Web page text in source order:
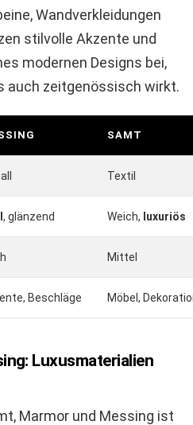
Wandverkleidungen
stilvolle Akzente und
modernen Designs bei,
auch zeitgenössisch wirkt.
SAMT
Textil
, glänzend Weich, luxuriös
Mittel
Beschläge Möbel,
Luxusmaterialien
Marmor und Messing ist